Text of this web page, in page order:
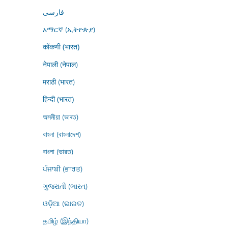
فارسى
አማርኛ (ኢትዮጵያ)
कोंकणी (भारत)
नेपाली (नेपाल)
मराठी (भारत)
हिन्दी (भारत)
অসমীয়া (ভাৰত)
বাংলা (বাংলাদেশ)
বাংলা (ভারত)
ਪੰਜਾਬੀ (ਭਾਰਤ)
ગુજરાતી (ભારત)
ଓଡ଼ିଆ (ଭାରତ)
தமிழ் (இந்தியா)